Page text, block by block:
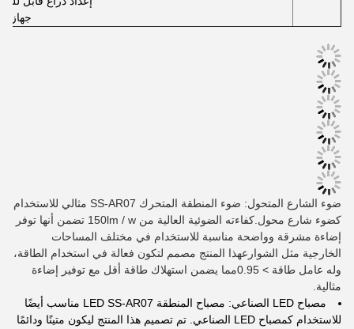
جهاز
ضوء الشارع المتحول: ضوء المنطقة المتحرك SS-AR07 مثالي للاستخدام
كضوء شارع محول.كفاءته الضوئية العالية من 150lm / w تضمن أنها توفر
إضاءة مشرقة وواضحة مناسبة للاستخدام في مختلف المساحات
الخارجية مثل الشوارعهذا المنتج مصمم لتكون فعالة في استخدام الطاقة،
وله عامل طاقة > 0.95مما يضمن استهلاك طاقة أقل مع توفير إضاءة
مثالية.
مصباح LED الصناعي: مصباح المنطقة LED SS-AR07 مناسب أيضًا
للاستخدام كمصباح LED الصناعي. تم تصميم هذا المنتج ليكون متينًا ودائمًا